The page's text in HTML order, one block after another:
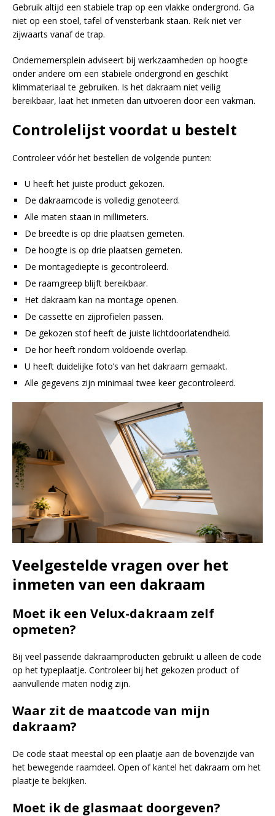
Gebruik altijd een stabiele trap op een vlakke ondergrond. Ga
niet op een stoel, tafel of vensterbank staan. Reik niet ver
zijwaarts vanaf de trap.
Ondernemersplein adviseert bij werkzaamheden op hoogte
onder andere om een stabiele ondergrond en geschikt
klimmateriaal te gebruiken. Is het dakraam niet veilig
bereikbaar, laat het inmeten dan uitvoeren door een vakman.
Controlelijst voordat u bestelt
Controleer vóór het bestellen de volgende punten:
U heeft het juiste product gekozen.
De dakraamcode is volledig genoteerd.
Alle maten staan in millimeters.
De breedte is op drie plaatsen gemeten.
De hoogte is op drie plaatsen gemeten.
De montagediepte is gecontroleerd.
De raamgreep blijft bereikbaar.
Het dakraam kan na montage openen.
De cassette en zijprofielen passen.
De gekozen stof heeft de juiste lichtdoorlatendheid.
De hor heeft rondom voldoende overlap.
U heeft duidelijke foto’s van het dakraam gemaakt.
Alle gegevens zijn minimaal twee keer gecontroleerd.
Veelgestelde vragen over het
inmeten van een dakraam
Moet ik een Velux-dakraam zelf
opmeten?
Bij veel passende dakraamproducten gebruikt u alleen de code
op het typeplaatje. Controleer bij het gekozen product of
aanvullende maten nodig zijn.
Waar zit de maatcode van mijn
dakraam?
De code staat meestal op een plaatje aan de bovenzijde van
het bewegende raamdeel. Open of kantel het dakraam om het
plaatje te bekijken.
Moet ik de glasmaat doorgeven?